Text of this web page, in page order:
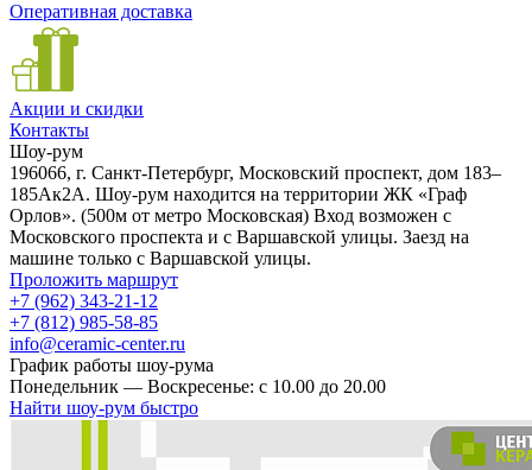
Оперативная доставка
Акции и скидки
Контакты
Шоу-рум
196066, г. Санкт-Петербург, Московский проспект, дом 183–
185Ак2А. Шоу-рум находится на территории ЖК «Граф
Орлов». (500м от метро Московская) Вход возможен с
Московского проспекта и с Варшавской улицы. Заезд на
машине только с Варшавской улицы.
Проложить маршрут
+7 (962) 343-21-12
+7 (812) 985-58-85
info@ceramic-center.ru
График работы шоу-рума
Понедельник — Воскресенье: с 10.00 до 20.00
Найти шоу-рум быстро